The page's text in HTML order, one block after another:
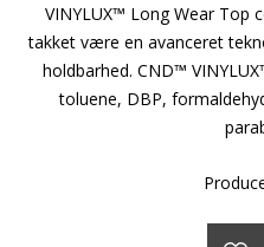
VINYLUX™ Long Wear Top
takket være en avanceret
holdbarhed. CND™
toluene, DBP,